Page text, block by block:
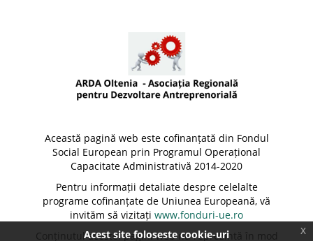
Această pagină web este cofinanțată din Fondul
Social European prin Programul Operațional
Capacitate Administrativă 2014-2020
Pentru informații detaliate despre celelalte
programe cofinanțate de Uniunea Europeană, vă
invităm să vizitați www.fonduri-ue.ro
Conținutul acestei pagini web nu reprezintă în mod
Acest site foloseste cookie-uri x